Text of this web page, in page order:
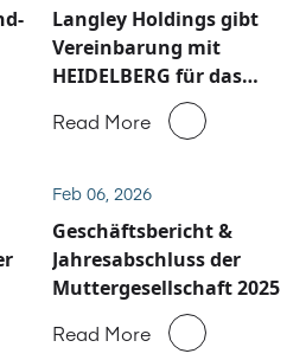
Langley Holdings gibt
Vereinbarung mit
HEIDELBERG für das
Ersatzteilgeschäft von
bekannt
Read More
Feb 06, 2026
Geschäftsbericht &
Jahresabschluss der
Muttergesellschaft 2025
Read More